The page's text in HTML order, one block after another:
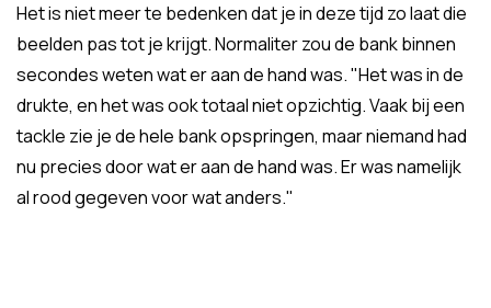
Het is niet meer te bedenken dat je in deze tijd zo laat die
beelden pas tot je krijgt. Normaliter zou de bank binnen
secondes weten wat er aan de hand was. "Het was in de
drukte, en het was ook totaal niet opzichtig. Vaak bij een
tackle zie je de hele bank opspringen, maar niemand had
nu precies door wat er aan de hand was. Er was namelijk
al rood gegeven voor wat anders."